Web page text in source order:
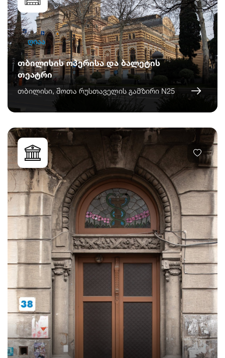
ღიაა
თბილისის ოპერისა და ბალეტის
თეატრი
თბილისი, შოთა რუსთაველის გამზირი N25